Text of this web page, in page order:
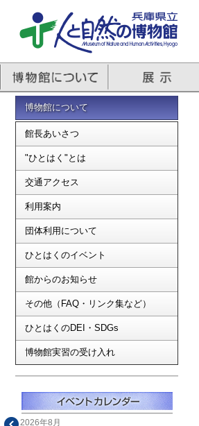
博物館について
館長あいさつ
"ひとはく"とは
交通アクセス
利用案内
団体利用について
ひとはくのイベント
館からのお知らせ
その他（FAQ・リンク集など）
ひとはくのDEI・SDGs
博物館実習の受け入れ
2026年8月